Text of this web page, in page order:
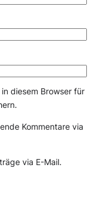
diesem Browser für
Kommentare via
via E-Mail.